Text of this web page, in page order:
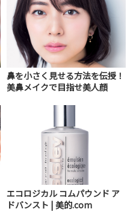
鼻を小さく見せる方法を伝授！
美鼻メイクで目指せ美人顔
エコロジカル コムパウンド ア
ドバンスト | 美的.com